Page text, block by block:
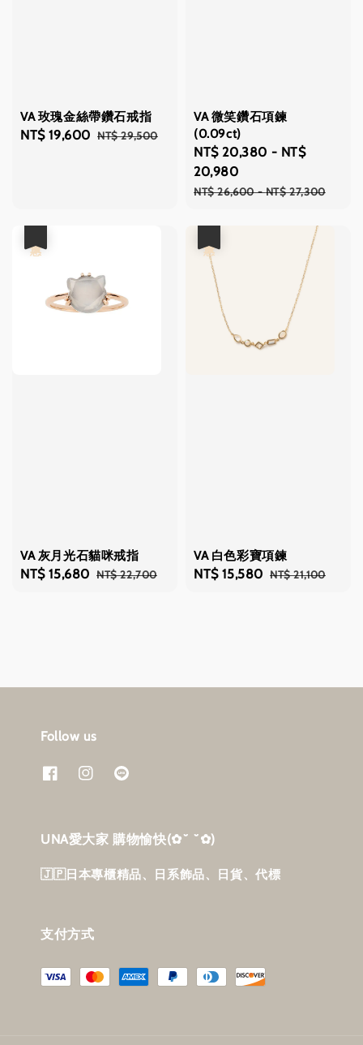
VA 玫瑰金絲帶鑽石戒指
Sale
NT$ 19,600 Regular
NT$ 29,500
VA 微笑鑽石項鍊
(0.09ct)
Sale
price
NT$ 20,380 - NT$
20,980
Regular
NT$ 26,600-NT$ 27,300
VA 灰月光石貓咪戒指
Sale
NT$ 15,680 Regular
NT$ 22,700
VA 白色彩寶項鍊
Sale
NT$ 15,580 Regular
NT$ 21,100
Follow us
UNA愛大家 購物愉快‎(✿˘ ˘✿)
🇯🇵日本專櫃精品、日系飾品、日貨、代標
支付方式